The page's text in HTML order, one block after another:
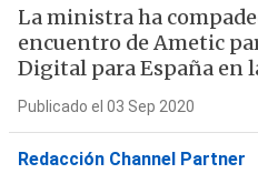
La ministra ha
encuentro de Ametic
Digital para España en
Publicado el 03 Sep 2020
Redacción Channel Partner